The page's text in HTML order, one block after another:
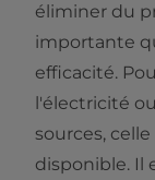
éliminer du
importante
efficacité.
l'électricité
sources,
disponible. Il